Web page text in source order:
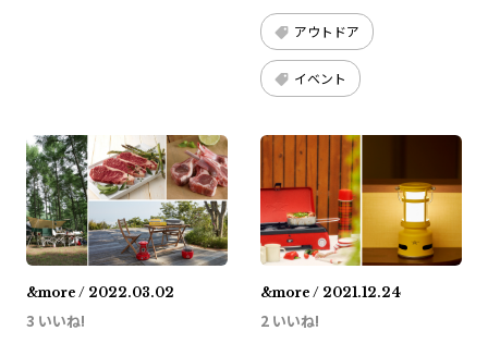
アウトドア
イベント
&more / 2022.03.02
3 いいね!
&more / 2021.12.24
2 いいね!